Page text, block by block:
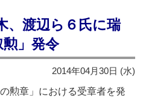
、渡辺ら６氏に瑞
勲」発令
2014年04月30日 (水)
勲章」における受章者を発